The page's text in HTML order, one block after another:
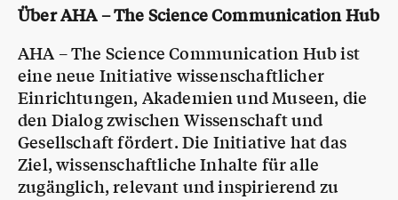
Über AHA – The Science Communication Hub
AHA – The Science Communication Hub ist
eine neue Initiative wissenschaftlicher
Einrichtungen, Akademien und Museen, die
den Dialog zwischen Wissenschaft und
Gesellschaft fördert. Die Initiative hat das
Ziel, wissenschaftliche Inhalte für alle
zugänglich, relevant und inspirierend zu